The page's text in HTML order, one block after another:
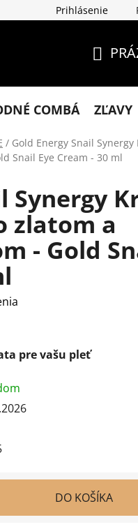
Podmienky ochrany
Prihlásenie
KOŠÍK
COMBÁ ZĽAVY
/ Gold Energy Snail
Snail Eye Cream - 30 ml
Synergy
zlatom a
- Gold
pre vašu pleť
DO KOŠÍKA